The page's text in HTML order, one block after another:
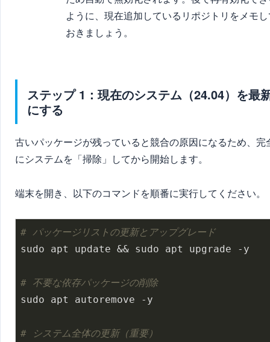
ように、現在追加しているリポジトリをメモ
おきましょう。
ステップ 1：現在のシステム（24.04）を最
にする
古いパッケージが残っていると競合の原因になるため、完
にシステムを「掃除」してから開始します。
端末を開き、以下のコマンドを順番に実行してください。
# パッケージリストの更新とアップグレード
sudo apt update && sudo apt upgrade -y
# 不要な依存パッケージの削除
sudo apt autoremove -y
# システム全体の更新（重要）